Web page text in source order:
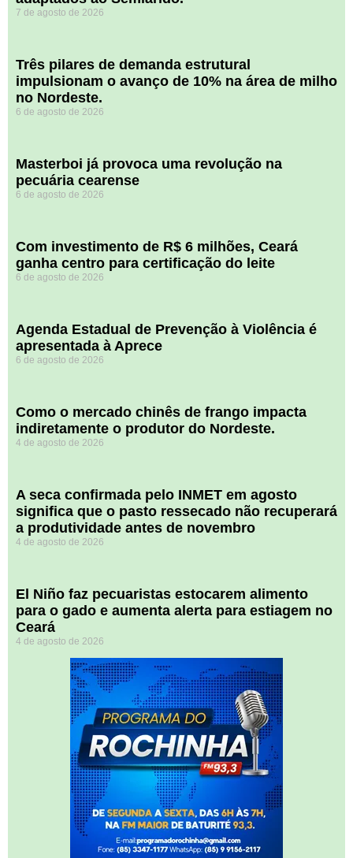
7 de agosto de 2026
​Três pilares de demanda estrutural
impulsionam o avanço de 10% na área de milho
no Nordeste.
6 de agosto de 2026
Masterboi já provoca uma revolução na
pecuária cearense
6 de agosto de 2026
Com investimento de R$ 6 milhões, Ceará
ganha centro para certificação do leite
6 de agosto de 2026
Agenda Estadual de Prevenção à Violência é
apresentada à Aprece
6 de agosto de 2026
​Como o mercado chinês de frango impacta
indiretamente o produtor do Nordeste.
4 de agosto de 2026
A seca confirmada pelo INMET em agosto
significa que o pasto ressecado não recuperará
a produtividade antes de novembro
4 de agosto de 2026
El Niño faz pecuaristas estocarem alimento
para o gado e aumenta alerta para estiagem no
Ceará
4 de agosto de 2026